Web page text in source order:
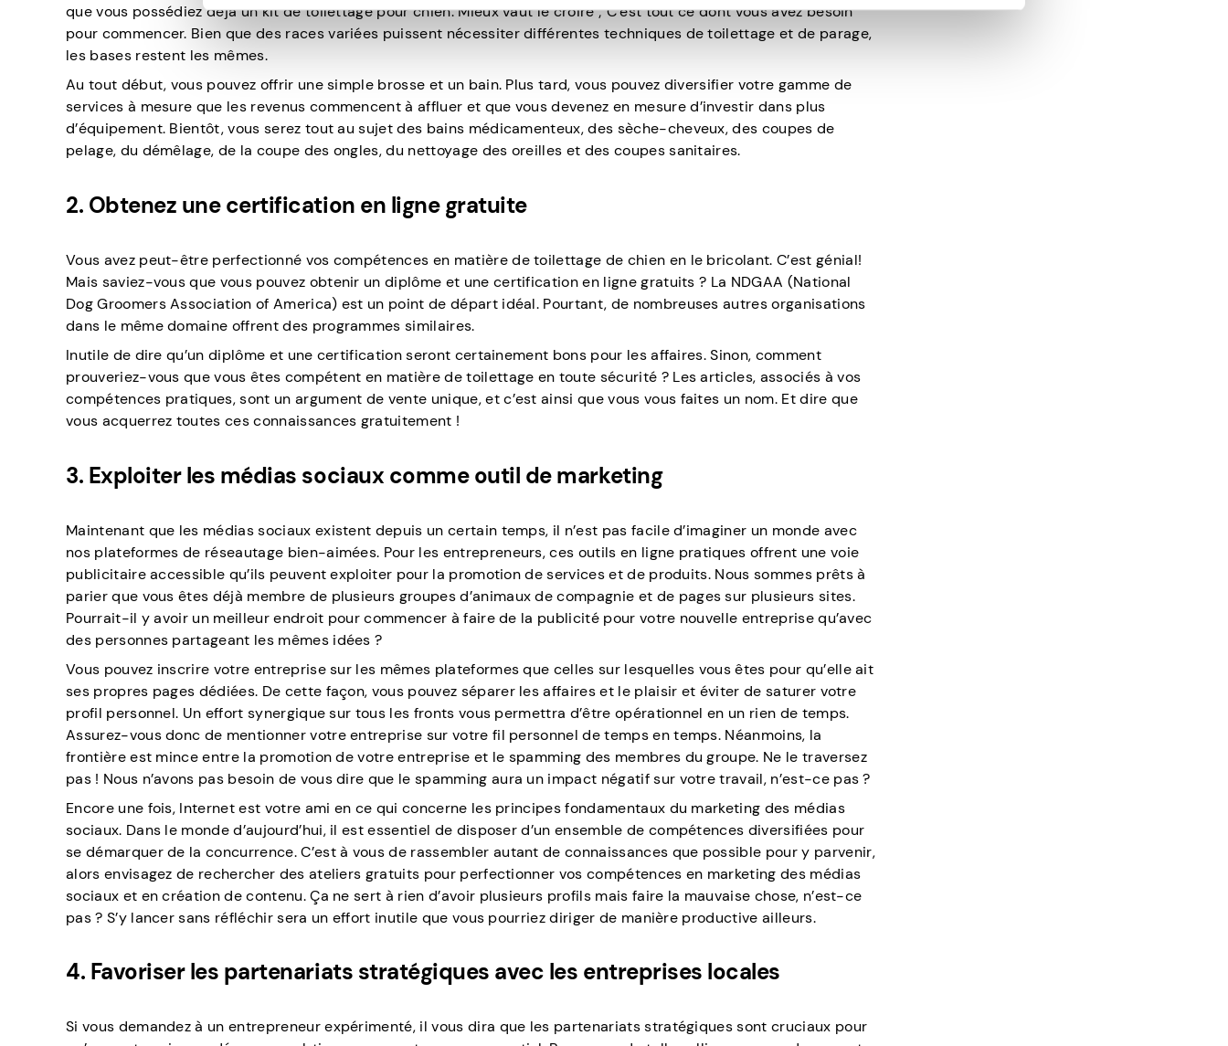
que vous possédiez déjà un kit de toilettage pour chien. Mieux vaut le croire ; C’est tout ce dont vous avez besoin
pour commencer. Bien que des races variées puissent nécessiter différentes techniques de toilettage et de parage,
les bases restent les mêmes.
Au tout début, vous pouvez offrir une simple brosse et un bain. Plus tard, vous pouvez diversifier votre gamme de
services à mesure que les revenus commencent à affluer et que vous devenez en mesure d’investir dans plus
d’équipement. Bientôt, vous serez tout au sujet des bains médicamenteux, des sèche-cheveux, des coupes de
pelage, du démêlage, de la coupe des ongles, du nettoyage des oreilles et des coupes sanitaires.
2. Obtenez une certification en ligne gratuite
Vous avez peut-être perfectionné vos compétences en matière de toilettage de chien en le bricolant. C’est génial!
Mais saviez-vous que vous pouvez obtenir un diplôme et une certification en ligne gratuits ? La NDGAA (National
Dog Groomers Association of America) est un point de départ idéal. Pourtant, de nombreuses autres organisations
dans le même domaine offrent des programmes similaires.
Inutile de dire qu’un diplôme et une certification seront certainement bons pour les affaires. Sinon, comment
prouveriez-vous que vous êtes compétent en matière de toilettage en toute sécurité ? Les articles, associés à vos
compétences pratiques, sont un argument de vente unique, et c’est ainsi que vous vous faites un nom. Et dire que
vous acquerrez toutes ces connaissances gratuitement !
3. Exploiter les médias sociaux comme outil de marketing
Maintenant que les médias sociaux existent depuis un certain temps, il n’est pas facile d’imaginer un monde avec
nos plateformes de réseautage bien-aimées. Pour les entrepreneurs, ces outils en ligne pratiques offrent une voie
publicitaire accessible qu’ils peuvent exploiter pour la promotion de services et de produits. Nous sommes prêts à
parier que vous êtes déjà membre de plusieurs groupes d’animaux de compagnie et de pages sur plusieurs sites.
Pourrait-il y avoir un meilleur endroit pour commencer à faire de la publicité pour votre nouvelle entreprise qu’avec
des personnes partageant les mêmes idées ?
Vous pouvez inscrire votre entreprise sur les mêmes plateformes que celles sur lesquelles vous êtes pour qu’elle ait
ses propres pages dédiées. De cette façon, vous pouvez séparer les affaires et le plaisir et éviter de saturer votre
profil personnel. Un effort synergique sur tous les fronts vous permettra d’être opérationnel en un rien de temps.
Assurez-vous donc de mentionner votre entreprise sur votre fil personnel de temps en temps. Néanmoins, la
frontière est mince entre la promotion de votre entreprise et le spamming des membres du groupe. Ne le traversez
pas ! Nous n’avons pas besoin de vous dire que le spamming aura un impact négatif sur votre travail, n’est-ce pas ?
Encore une fois, Internet est votre ami en ce qui concerne les principes fondamentaux du marketing des médias
sociaux. Dans le monde d’aujourd’hui, il est essentiel de disposer d’un ensemble de compétences diversifiées pour
se démarquer de la concurrence. C’est à vous de rassembler autant de connaissances que possible pour y parvenir,
alors envisagez de rechercher des ateliers gratuits pour perfectionner vos compétences en marketing des médias
sociaux et en création de contenu. Ça ne sert à rien d’avoir plusieurs profils mais faire la mauvaise chose, n’est-ce
pas ? S’y lancer sans réfléchir sera un effort inutile que vous pourriez diriger de manière productive ailleurs.
4. Favoriser les partenariats stratégiques avec les entreprises locales
Si vous demandez à un entrepreneur expérimenté, il vous dira que les partenariats stratégiques sont cruciaux pour